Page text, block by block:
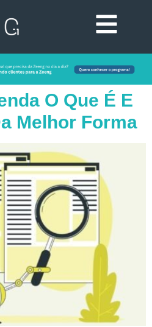
O Que É E
Melhor Forma